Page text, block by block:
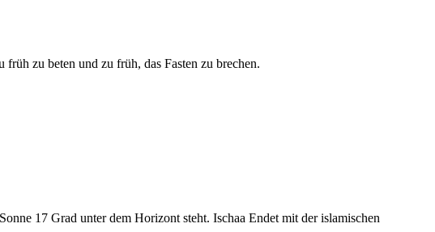
zu beten und zu früh, das Fasten zu brechen.
17 Grad unter dem Horizont steht. Ischaa Endet mit der islamischen